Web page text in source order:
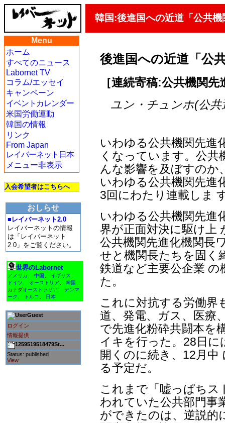
韓国:後進国への近道「公共機
Menu
ホーム
すべてのニュース
Labornet TV
コラム/エッセイ
キャンペーン
イベントカレンダー
米国労働運動
韓国の情報
リンク
From Japan
レイバーネット日本
メニュー非表示
入会希望者はこちらへ
おしらせ
■レイバーネット2.0
レイバーネットの情報
は「レイバーネット
2.0」をご覧ください。
世界のLabornet
アメリカ 中国 イギリス
ドイツ
オーストリア 韓国
カナダオーストラリア
デンマ
ーク
トルコ 日本
Guest
ログイン
情報提供
1259519518479St...
Status: published
View
後進国への近道「公
［連続寄稿:公共機関
ユン・チュンホ(公
いわゆる公共機関先進
くなっています。公共
んな影響を及ぼすのか
いわゆる公共機関先進
3回にわたり連載しま
いわゆる公共機関先進
界が正面対決に駆け上
公共機関先進化機関長
せと機関長たちを固く
鉄道など主要公企業
た。
これに対抗する労働界
道、発電、ガス、医療
で先進化粉砕共闘本を
イキを行った。28日に
開くのに続き、12月
る予定だ。
これまで「嘘っぱちス
われていた公共部門事
ができたのは、逆説的